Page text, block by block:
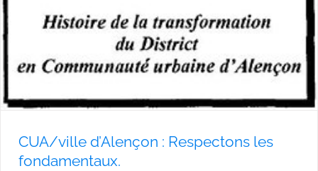
CUA/ville d’Alençon : Respectons les
fondamentaux.